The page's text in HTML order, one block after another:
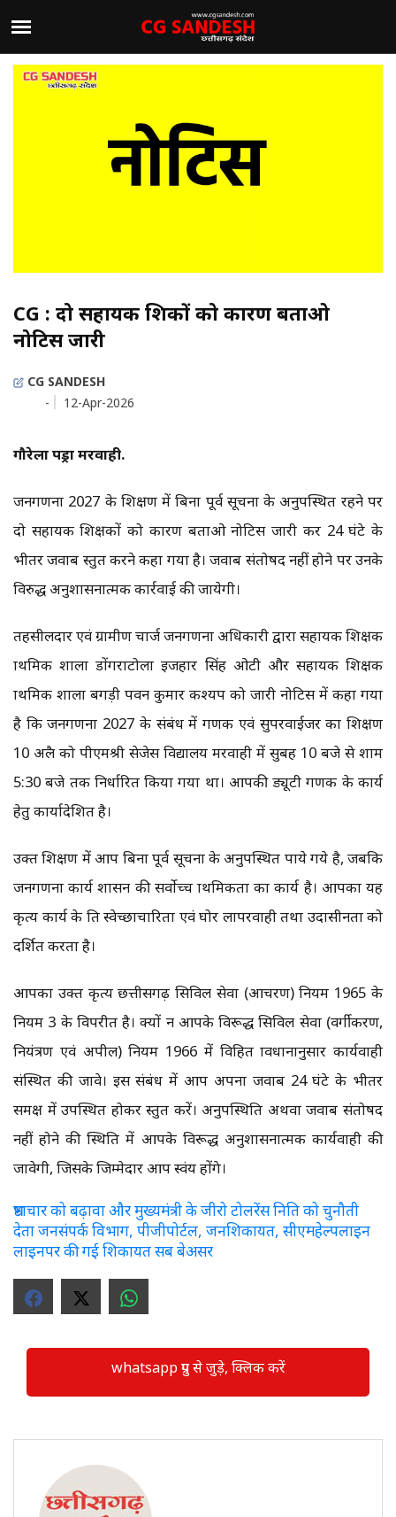
CG : दो सहायक शिक्षकों को कारण बताओ
नोटिस जारी
CG SANDESH
-
12-Apr-2026
गौरेला पेंड्रा मरवाही.
जनगणना 2027 के प्रशिक्षण में बिना पूर्व सूचना के अनुपस्थित रहने पर
दो सहायक शिक्षकों को कारण बताओ नोटिस जारी कर 24 घंटे के
भीतर जवाब प्रस्तुत करने कहा गया है। जवाब संतोषप्रद नहीं होने पर उनके
विरुद्ध अनुशासनात्मक कार्रवाई की जायेगी।
तहसीलदार एवं ग्रामीण चार्ज जनगणना अधिकारी द्वारा सहायक शिक्षक
प्राथमिक शाला डोंगराटोला इजहार सिंह ओटी और सहायक शिक्षक
प्राथमिक शाला बगड़ी पवन कुमार कश्यप को जारी नोटिस में कहा गया
है कि जनगणना 2027 के संबंध में प्रगणक एवं सुपरवाईजर का प्रशिक्षण
10 अप्रैल को पीएमश्री सेजेस विद्यालय मरवाही में सुबह 10 बजे से शाम
5:30 बजे तक निर्धारित किया गया था। आपकी ड्यूटी प्रगणक के कार्य
हेतु कार्यादेशित है।
उक्त प्रशिक्षण में आप बिना पूर्व सूचना के अनुपस्थित पाये गये है, जबकि
जनगणना कार्य शासन की सर्वोच्च प्राथमिकता का कार्य है। आपका यह
कृत्य कार्य के प्रति स्वेच्छाचारिता एवं घोर लापरवाही तथा उदासीनता को
प्रदर्शित करता है।
आपका उक्त कृत्य छत्तीसगढ़ सिविल सेवा (आचरण) नियम 1965 के
नियम 3 के विपरीत है। क्यों न आपके विरूद्ध सिविल सेवा (वर्गीकरण,
नियंत्रण एवं अपील) नियम 1966 में विहित प्रावधानानुसार कार्यवाही
संस्थित की जावे। इस संबंध में आप अपना जवाब 24 घंटे के भीतर
समक्ष में उपस्थित होकर प्रस्तुत करें। अनुपस्थिति अथवा जवाब संतोषप्रद
नहीं होने की स्थिति में आपके विरूद्ध अनुशासनात्मक कार्यवाही की
जावेगी, जिसके जिम्मेदार आप स्वंय होंगे।
भ्रष्टाचार को बढ़ावा और मुख्यमंत्री के जीरो टोलरेंस निति को चुनौती
देता जनसंपर्क विभाग, पीजीपोर्टल, जनशिकायत, सीएमहेल्पलाइन
लाइनपर की गई शिकायत सब बेअसर
whatsapp ग्रुप से जुड़े, क्लिक करें